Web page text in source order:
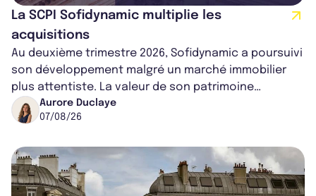
La SCPI Sofidynamic multiplie les
acquisitions
Au deuxième trimestre 2026, Sofidynamic a poursuivi
son développement malgré un marché immobilier
plus attentiste. La valeur de son patrimoine
progresse de 3,8% à périmètre constan...
Aurore Duclaye
07/08/26